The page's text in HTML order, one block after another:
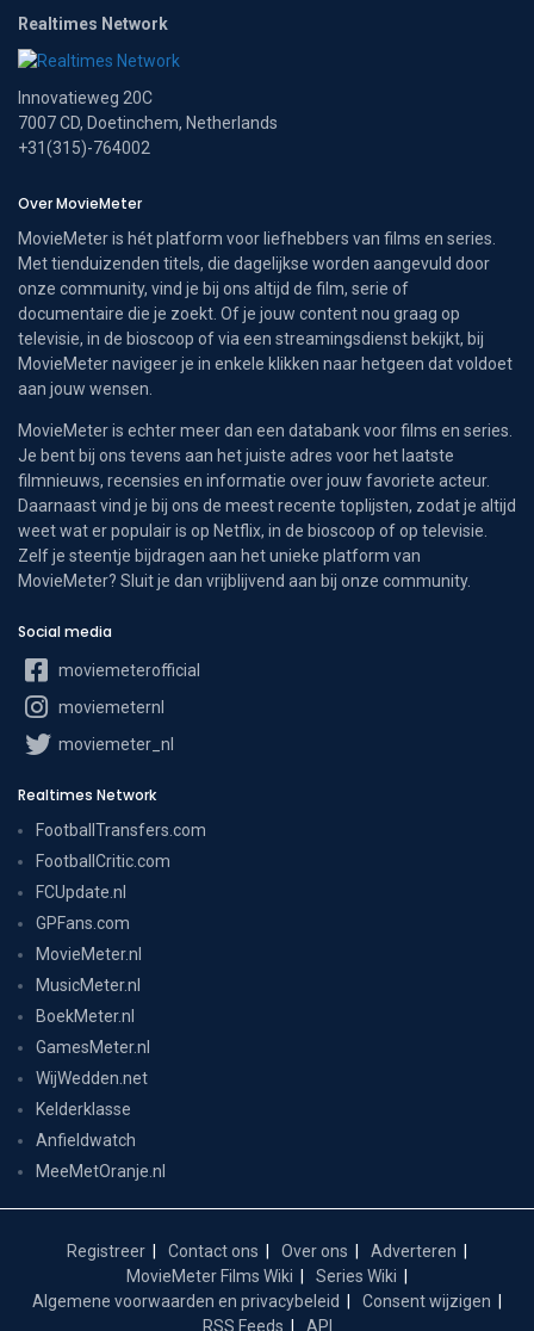
Realtimes Network
Innovatieweg 20C
7007 CD, Doetinchem, Netherlands
+31(315)-764002
Over MovieMeter
MovieMeter is hét platform voor liefhebbers van films en series.
Met tienduizenden titels, die dagelijkse worden aangevuld door
onze community, vind je bij ons altijd de film, serie of
documentaire die je zoekt. Of je jouw content nou graag op
televisie, in de bioscoop of via een streamingsdienst bekijkt, bij
MovieMeter navigeer je in enkele klikken naar hetgeen dat voldoet
aan jouw wensen.
MovieMeter is echter meer dan een databank voor films en series.
Je bent bij ons tevens aan het juiste adres voor het laatste
filmnieuws, recensies en informatie over jouw favoriete acteur.
Daarnaast vind je bij ons de meest recente toplijsten, zodat je altijd
weet wat er populair is op Netflix, in de bioscoop of op televisie.
Zelf je steentje bijdragen aan het unieke platform van
MovieMeter? Sluit je dan vrijblijvend aan bij onze community.
Social media
moviemeterofficial
moviemeternl
moviemeter_nl
Realtimes Network
FootballTransfers.com
FootballCritic.com
FCUpdate.nl
GPFans.com
MovieMeter.nl
MusicMeter.nl
BoekMeter.nl
GamesMeter.nl
WijWedden.net
Kelderklasse
Anfieldwatch
MeeMetOranje.nl
Registreer Contact ons Over ons
Adverteren
MovieMeter Films Wiki
Series Wiki
Algemene voorwaarden en privacybeleid
Consent wijzigen
RSS Feeds
API